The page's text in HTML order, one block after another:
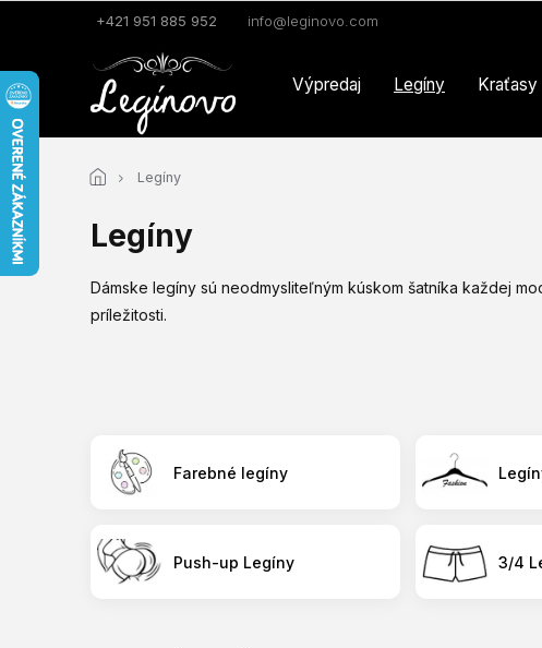
+421 951 885 952 info@leginovo.com
Výpredaj Legíny Kraťasy
Legíny
Legíny
Dámske legíny sú neodmysliteľným kúskom šatníka každej
príležitosti.
Farebné legíny
Push-up Legíny 3/4